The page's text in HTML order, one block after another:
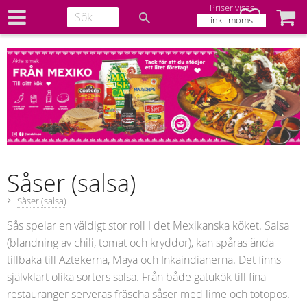
Priser visas
inkl. moms Favoriter
Såser (salsa)
Såser (salsa)
Sås spelar en väldigt stor roll I det Mexikanska köket. Salsa
(blandning av chili, tomat och kryddor), kan spåras ända
tillbaka till Aztekerna, Maya och Inkaindianerna. Det finns
självklart olika sorters salsa. Från både gatukök till fina
restauranger serveras fräscha såser med lime och totopos.